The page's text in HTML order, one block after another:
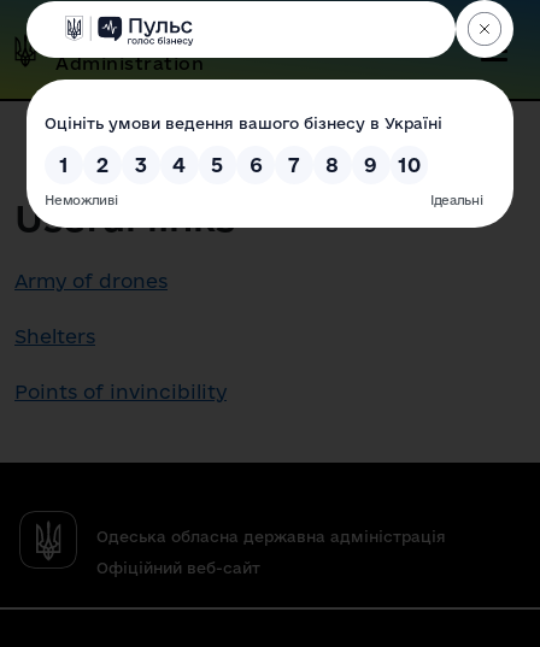
Odesa Regional State
Administration
Useful links
Army of drones
Shelters
Points of invincibility
Одеська обласна державна адміністрація
Офіційний веб-сайт